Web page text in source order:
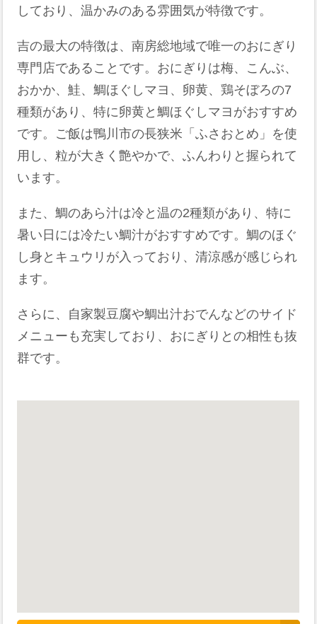
しており、温かみのある雰囲気が特徴です。
吉の最大の特徴は、南房総地域で唯一のおにぎり
専門店であることです。​おにぎりは梅、こんぶ、
おかか、鮭、鯛ほぐしマヨ、卵黄、鶏そぼろの7
種類があり、特に卵黄と鯛ほぐしマヨがおすすめ
です。​ご飯は鴨川市の長狭米「ふさおとめ」を使
用し、粒が大きく艶やかで、ふんわりと握られて
います。
また、鯛のあら汁は冷と温の2種類があり、特に
暑い日には冷たい鯛汁がおすすめです。​鯛のほぐ
し身とキュウリが入っており、清涼感が感じられ
ます。
さらに、自家製豆腐や鯛出汁おでんなどのサイド
メニューも充実しており、おにぎりとの相性も抜
群です。